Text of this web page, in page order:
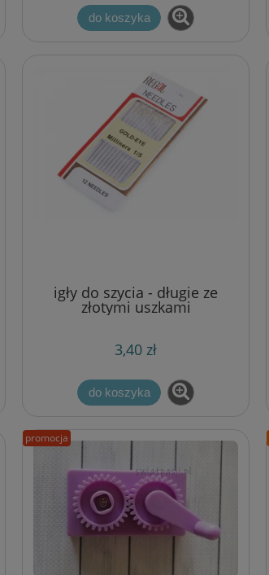
do koszyka
igły do szycia - długie ze
złotymi uszkami
3,40 zł
do koszyka
promocja